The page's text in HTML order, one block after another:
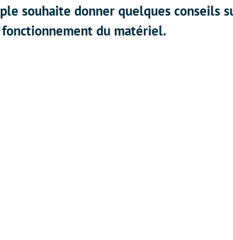
souhaite donner quelques conseils
du matériel.